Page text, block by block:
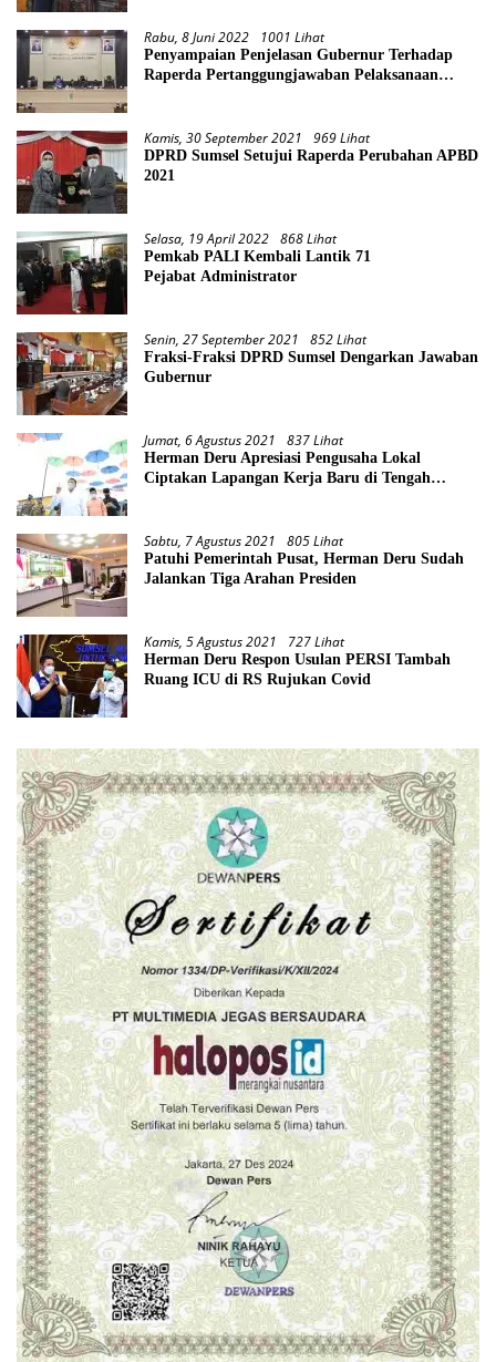
Rabu, 8 Juni 2022 1001 Lihat
Penyampaian Penjelasan Gubernur Terhadap
Raperda Pertanggungjawaban Pelaksanaan
Kamis, 30 September 2021 969 Lihat
DPRD Sumsel Setujui Raperda Perubahan APBD
2021
Selasa, 19 April 2022 868 Lihat
Pemkab PALI Kembali Lantik 71
Pejabat Administrator
Senin, 27 September 2021 852 Lihat
Fraksi-Fraksi DPRD Sumsel Dengarkan Jawaban
Gubernur
Jumat, 6 Agustus 2021 837 Lihat
Herman Deru Apresiasi Pengusaha Lokal
Ciptakan Lapangan Kerja Baru di Tengah
Sabtu, 7 Agustus 2021 805 Lihat
Patuhi Pemerintah Pusat, Herman Deru Sudah
Jalankan Tiga Arahan Presiden
Kamis, 5 Agustus 2021 727 Lihat
Herman Deru Respon Usulan PERSI Tambah
Ruang ICU di RS Rujukan Covid